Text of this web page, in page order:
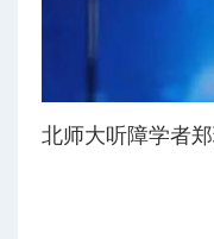
北师大听障学者